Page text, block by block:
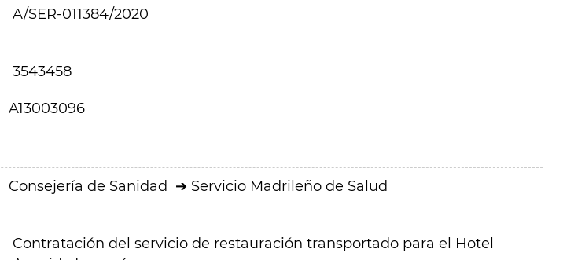
A/SER-011384/2020
3543458
A13003096
Consejería de Sanidad Servicio Madrileño de Salud
Contratación del servicio de restauración transportado para el Hotel